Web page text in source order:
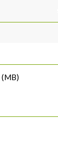
(MB)